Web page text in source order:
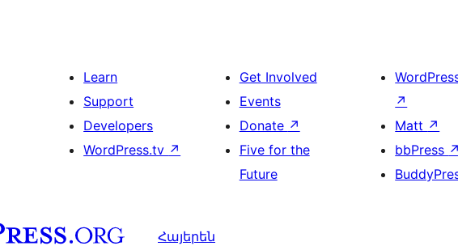
Learn
Support
Developers
WordPress.tv ↗
Get Involved
Events
Donate ↗
Five for the
Future
↗
Matt ↗
bbPress ↗
Հայերեն